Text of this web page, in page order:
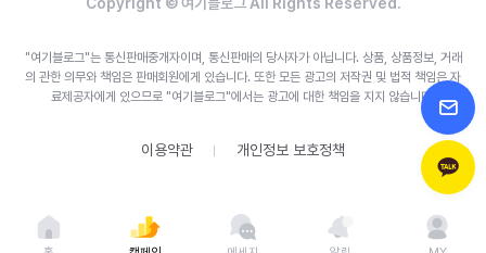
"여기블로그"는 통신판매중개자이며, 통신판매의 당사자가 아닙니다. 상품, 상품정보, 거래
의 관한 의무와 책임은 판매회원에게 있습니다. 또한 모든 광고의 저작권 및 법적 책임은 자
료제공자에게 있으므로 "여기블로그"에서는 광고에 대한 책임을 지지 않습니다.
이용약관 개인정보 보호정책